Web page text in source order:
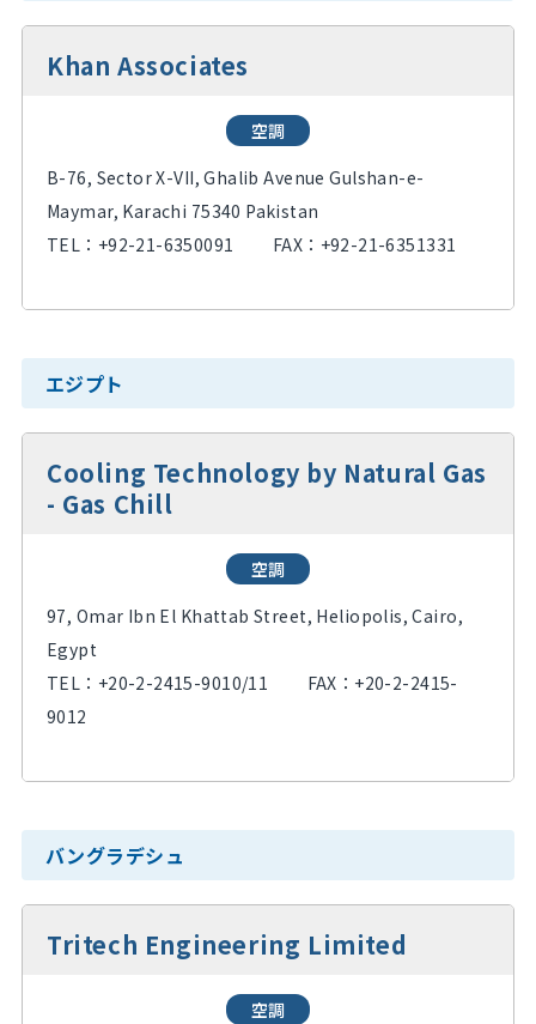
Khan Associates
空調
B-76, Sector X-VII, Ghalib Avenue Gulshan-e-
Maymar, Karachi 75340 Pakistan
TEL： +92-21-6350091 FAX：+92-21-6351331
エジプト
Cooling Technology by Natural Gas
- Gas Chill
空調
97, Omar Ibn El Khattab Street, Heliopolis, Cairo,
Egypt
TEL： +20-2-2415-9010/11 FAX：+20-2-2415-
9012
バングラデシュ
Tritech Engineering Limited
空調